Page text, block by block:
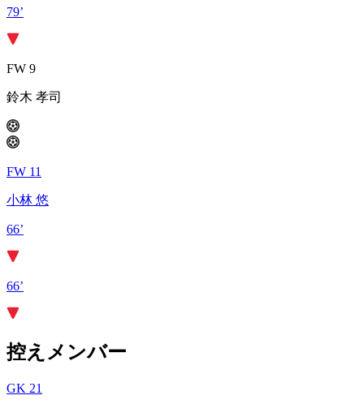
79’
FW 9
鈴木 孝司
FW 11
小林 悠
66’
66’
控えメンバー
GK 21